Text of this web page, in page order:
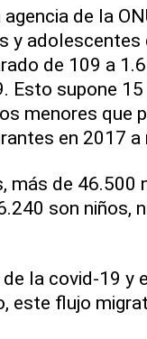
de la
y
de 109 a
Esto supone
menores que
en 2017 a
más de 46.500
son niños,
la covid-19 y
este flujo